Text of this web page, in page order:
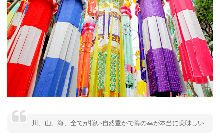
川、山、海、全てが揃い自然豊かで海の幸が本当に美味しい